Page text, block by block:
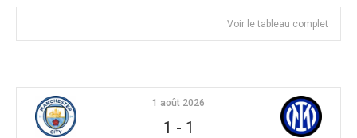
Voir le tableau complet
1 août 2026
1 - 1